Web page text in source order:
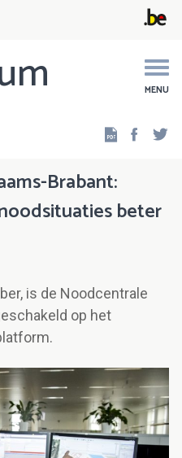
MENU
Brabant:
beter
is de Noodcentrale
op het